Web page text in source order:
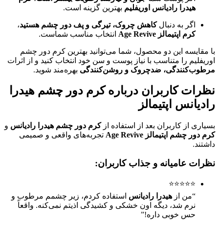
هیدرا رادیانس اوریفلیم بهترین گزینه است.
اگر به دنبالکاهش چروک، تیرگی و پف دور چشم هستید،
کرم اپتیمالز Age Revive
انتخاب مناسب شماست.
با مقایسه این دو محصول، شما می‌توانید بهترین کرم دور چشم
اوریفلیم را متناسب با نیاز پوست و سن خود انتخاب کنید و از اثرات
مرطوب‌کنندگی، ضدچروک و روشن‌کنندگی بهره‌مند شوید.
نظرات کاربران درباره کرم دور چشم هیدرا
رادیانس اپتیمالز
بسیاری از کاربران بعد از استفاده ازکرم دور چشم هیدرا رادیانس و
کرم دور چشم اپتیمالز Age Revive
تجربه‌های واقعی و صمیمی
داشتند.
نظرات عامیانه و جذاب کاربران:
⭐⭐⭐⭐⭐
“من از هیدرا رادیانس استفاده کردم، زیر چشمم مرطوب و
نرم شد، دیگه اون خشکی و کشیدگی اذیتم نمی‌کنه. واقعاً
حس خوبی داره!”